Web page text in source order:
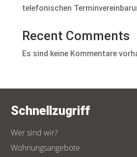
telefonischen
Recent Comments
Es sind keine Kommentare
Schnellzugriff
Wer sind wir?
Wohnungsangebote